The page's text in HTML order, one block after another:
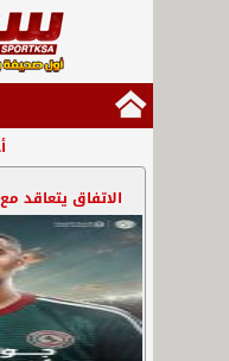
الاتفاق يتعاقد